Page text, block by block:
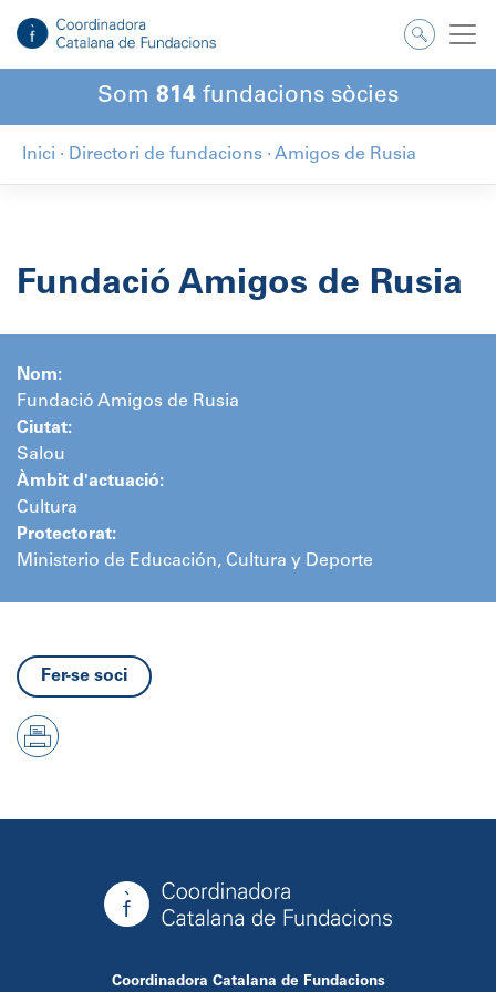
contingut
Som 814 fundacions sòcies
Inici · Directori de fundacions · Amigos de Rusia
Fundació Amigos de Rusia
Nom:
Fundació Amigos de Rusia
Ciutat:
Salou
Àmbit d'actuació:
Cultura
Protectorat:
Ministerio de Educación, Cultura y Deporte
Fer-se soci
Coordinadora Catalana de Fundacions